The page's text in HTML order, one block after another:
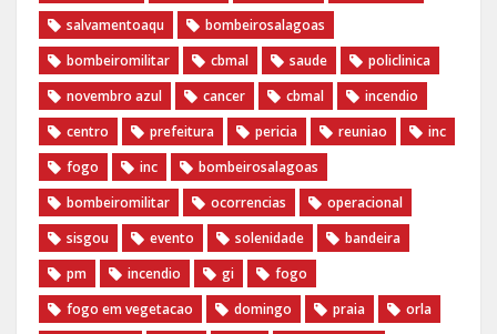
salvamentoaqu
bombeirosalagoas
bombeiromilitar
cbmal saude
policlinica
novembro azul
cancer cbmal
incendio
centro
prefeitura pericia reuniao
inc
fogo
inc
bombeirosalagoas
bombeiromilitar
ocorrencias
operacional
sisgou
evento solenidade
bandeira
pm
incendio gi
fogo
fogo em vegetacao
domingo praia
orla